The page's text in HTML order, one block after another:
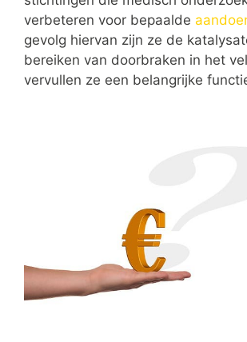
verbeteren voor bepaalde
gevolg hiervan zijn ze de
bereiken van doorbraken in het
vervullen ze een belangrijke